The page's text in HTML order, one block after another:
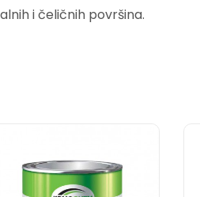
i čeličnih površina.